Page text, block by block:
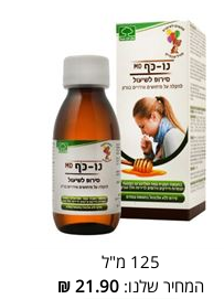
125 מ"ל
המחיר שלנו: 21.90
₪